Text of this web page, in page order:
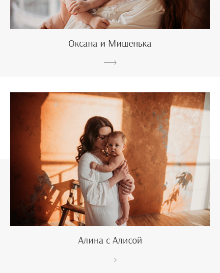
Оксана и Мишенька
Алина с Алисой